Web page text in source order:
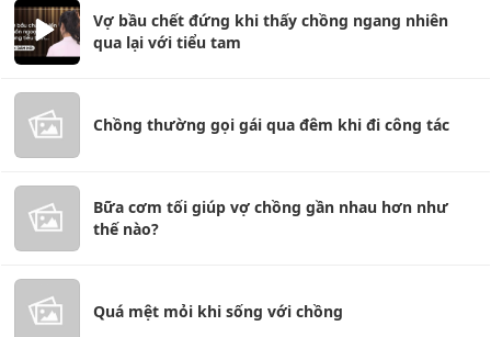
Vợ bầu chết đứng khi thấy chồng ngang nhiên
qua lại với tiểu tam
Chồng thường gọi gái qua đêm khi đi công tác
Bữa cơm tối giúp vợ chồng gần nhau hơn như
thế nào?
Quá mệt mỏi khi sống với chồng